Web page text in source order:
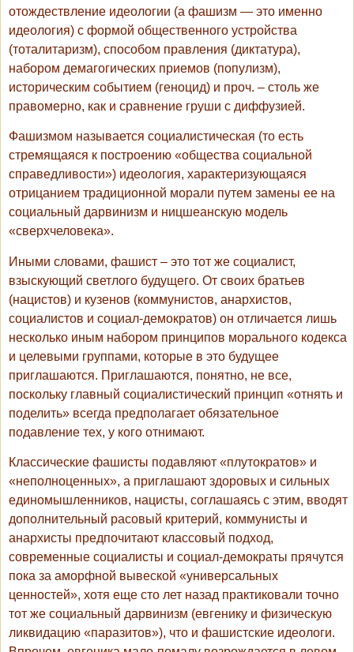
отождествление идеологии (а фашизм — это именно
идеология) с формой общественного устройства
(тоталитаризм), способом правления (диктатура),
набором демагогических приемов (популизм),
историческим событием (геноцид) и проч. – столь же
правомерно, как и сравнение груши с диффузией.
Фашизмом называется социалистическая (то есть
стремящаяся к построению «общества социальной
справедливости») идеология, характеризующаяся
отрицанием традиционной морали путем замены ее на
социальный дарвинизм и ницшеанскую модель
«сверхчеловека».
Иными словами, фашист – это тот же социалист,
взыскующий светлого будущего. От своих братьев
(нацистов) и кузенов (коммунистов, анархистов,
социалистов и социал-демократов) он отличается лишь
несколько иным набором принципов морального кодекса
и целевыми группами, которые в это будущее
приглашаются. Приглашаются, понятно, не все,
поскольку главный социалистический принцип «отнять и
поделить» всегда предполагает обязательное
подавление тех, у кого отнимают.
Классические фашисты подавляют «плутократов» и
«неполноценных», а приглашают здоровых и сильных
единомышленников, нацисты, соглашаясь с этим, вводят
дополнительный расовый критерий, коммунисты и
анархисты предпочитают классовый подход,
современные социалисты и социал-демократы прячутся
пока за аморфной вывеской «универсальных
ценностей», хотя еще сто лет назад практиковали точно
тот же социальный дарвинизм (евгенику и физическую
ликвидацию «паразитов»), что и фашистские идеологи.